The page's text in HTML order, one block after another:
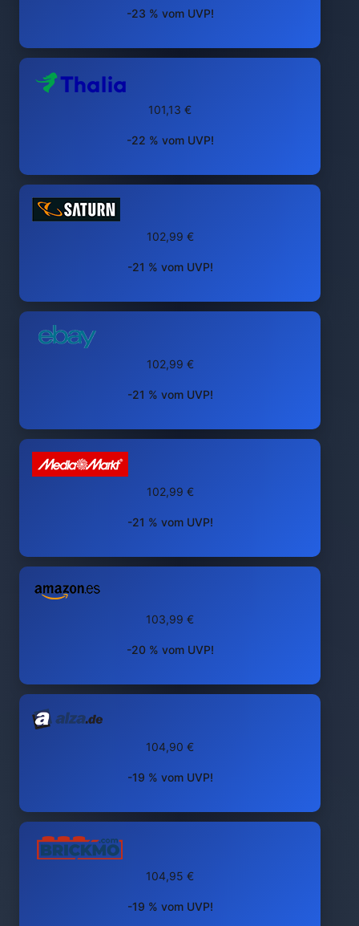
-23 % vom UVP!
101,13 €
-22 % vom UVP!
102,99 €
-21 % vom UVP!
102,99 €
-21 % vom UVP!
102,99 €
-21 % vom UVP!
103,99 €
-20 % vom UVP!
104,90 €
-19 % vom UVP!
104,95 €
-19 % vom UVP!